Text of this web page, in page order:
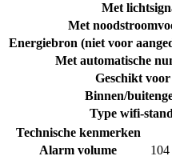
Met
Met
Energiebron (niet voor
Met automatische
Geschikt
Binnen/
Type wifi-
Technische kenmerken
Alarm volume